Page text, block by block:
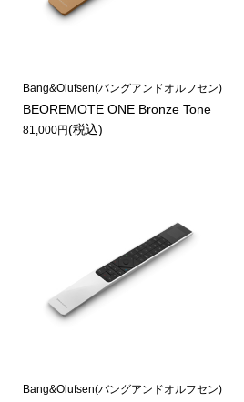
Bang&Olufsen(バングアンドオルフセン)
BEOREMOTE ONE Bronze Tone
81,000円(税込)
Bang&Olufsen(バングアンドオルフセン)